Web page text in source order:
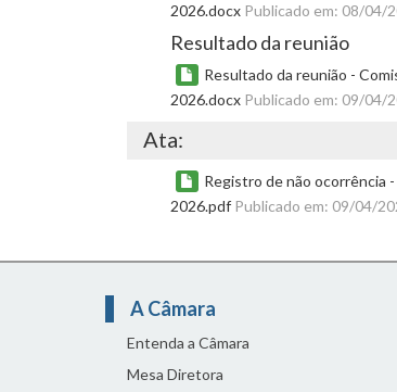
2026.docx Publicado em: 08/04/
Resultado da reunião
Resultado da reunião -
2026.docx Publicado em: 09/04/
Ata:
Registro de não ocorrência
2026.pdf Publicado em: 09/04/
A Câmara
Entenda a Câmara
Mesa Diretora